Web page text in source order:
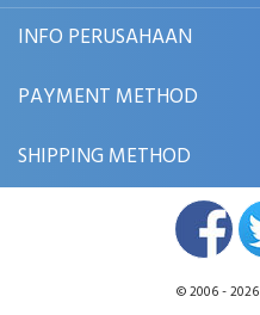
INFO PERUSAHAAN
PAYMENT METHOD
SHIPPING METHOD
© 2006 - 2026